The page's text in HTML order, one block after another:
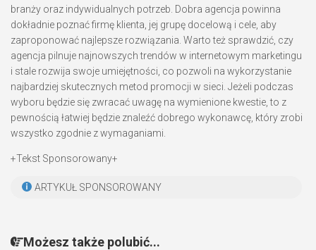
branży oraz indywidualnych potrzeb. Dobra agencja powinna
dokładnie poznać firmę klienta, jej grupę docelową i cele, aby
zaproponować najlepsze rozwiązania. Warto też sprawdzić, czy
agencja pilnuje najnowszych trendów w internetowym marketingu
i stale rozwija swoje umiejętności, co pozwoli na wykorzystanie
najbardziej skutecznych metod promocji w sieci. Jeżeli podczas
wyboru będzie się zwracać uwagę na wymienione kwestie, to z
pewnością łatwiej będzie znaleźć dobrego wykonawcę, który zrobi
wszystko zgodnie z wymaganiami.
+Tekst Sponsorowany+
ARTYKUŁ SPONSOROWANY
Możesz także polubić...